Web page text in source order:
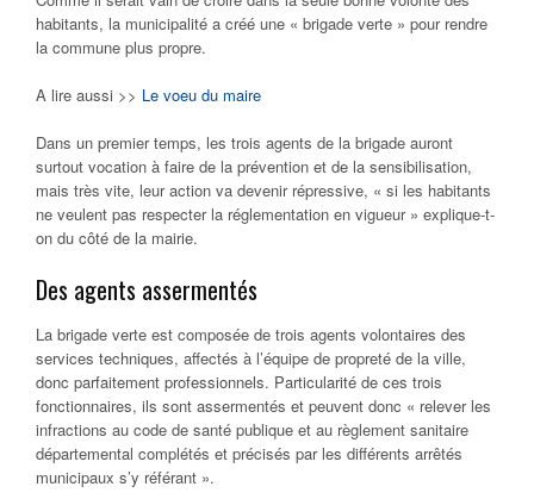
habitants, la municipalité a créé une « brigade verte » pour rendre
la commune plus propre.
A lire aussi >> Le voeu du maire
Dans un premier temps, les trois agents de la brigade auront
surtout vocation à faire de la prévention et de la sensibilisation,
mais très vite, leur action va devenir répressive, « si les habitants
ne veulent pas respecter la réglementation en vigueur » explique-t-
on du côté de la mairie.
Des agents assermentés
La brigade verte est composée de trois agents volontaires des
services techniques, affectés à l’équipe de propreté de la ville,
donc parfaitement professionnels. Particularité de ces trois
fonctionnaires, ils sont assermentés et peuvent donc « relever les
infractions au code de santé publique et au règlement sanitaire
départemental complétés et précisés par les différents arrêtés
municipaux s’y référant ».